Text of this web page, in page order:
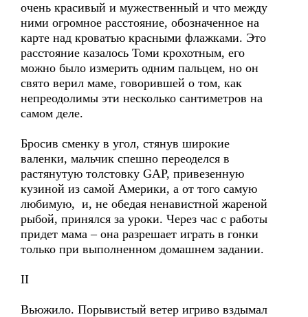
очень красивый и мужественный и что между
ними огромное расстояние, обозначенное на
карте над кроватью красными флажками. Это
расстояние казалось Томи крохотным, его
можно было измерить одним пальцем, но он
свято верил маме, говорившей о том, как
непреодолимы эти несколько сантиметров на
самом деле.
Бросив сменку в угол, стянув широкие
валенки, мальчик спешно переоделся в
растянутую толстовку GAP, привезенную
кузиной из самой Америки, а от того самую
любимую, и, не обедая ненавистной жареной
рыбой, принялся за уроки. Через час с работы
придет мама – она разрешает играть в гонки
только при выполненном домашнем задании.
II
Вьюжило. Порывистый ветер игриво вздымал